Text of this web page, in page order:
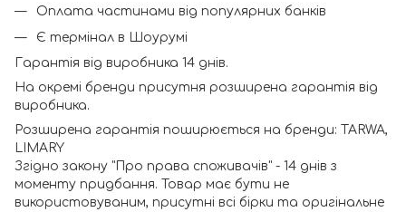
Оплата частинами від популярних банків
Є термінал в Шоурумі
Гарантія від виробника 14 днів.
На окремі бренди присутня розширена гарантія від
виробника.
Розширена гарантія поширюється на бренди: TARWA,
LIMARY
Згідно закону "Про права споживачів" - 14 днів з
моменту придбання. Товар має бути не
використовуваним, присутні всі бірки та оригінальне